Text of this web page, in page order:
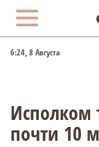
6:24, 8 Августа
Исполком
почти 10